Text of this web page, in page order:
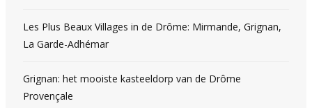
Les Plus Beaux Villages in de Drôme: Mirmande, Grignan,
La Garde-Adhémar
Grignan: het mooiste kasteeldorp van de Drôme
Provençale